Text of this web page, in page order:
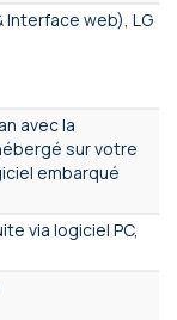
Interface web), LG
avec la
sur votre
embarqué
via logiciel PC,